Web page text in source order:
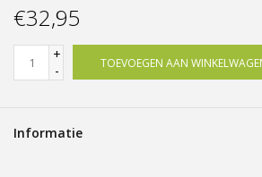
€32,95
+
-
TOEVOEGEN AAN
Informatie